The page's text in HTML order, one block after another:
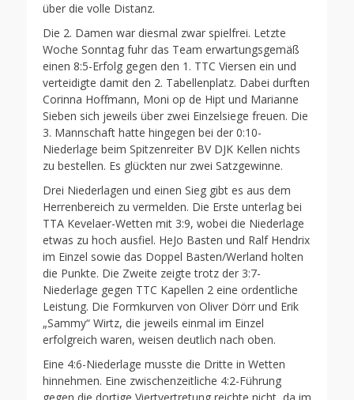
über die volle Distanz.
Die 2. Damen war diesmal zwar spielfrei. Letzte
Woche Sonntag fuhr das Team erwartungsgemäß
einen 8:5-Erfolg gegen den 1. TTC Viersen ein und
verteidigte damit den 2. Tabellenplatz. Dabei durften
Corinna Hoffmann, Moni op de Hipt und Marianne
Sieben sich jeweils über zwei Einzelsiege freuen. Die
3. Mannschaft hatte hingegen bei der 0:10-
Niederlage beim Spitzenreiter BV DJK Kellen nichts
zu bestellen. Es glückten nur zwei Satzgewinne.
Drei Niederlagen und einen Sieg gibt es aus dem
Herrenbereich zu vermelden. Die Erste unterlag bei
TTA Kevelaer-Wetten mit 3:9, wobei die Niederlage
etwas zu hoch ausfiel. HeJo Basten und Ralf Hendrix
im Einzel sowie das Doppel Basten/Werland holten
die Punkte. Die Zweite zeigte trotz der 3:7-
Niederlage gegen TTC Kapellen 2 eine ordentliche
Leistung. Die Formkurven von Oliver Dörr und Erik
„Sammy“ Wirtz, die jeweils einmal im Einzel
erfolgreich waren, weisen deutlich nach oben.
Eine 4:6-Niederlage musste die Dritte in Wetten
hinnehmen. Eine zwischenzeitliche 4:2-Führung